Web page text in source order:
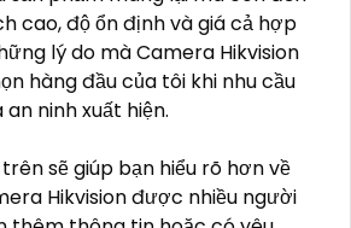
cao, độ ổn định và giá cả hợp
lý do mà Camera Hikvision
hàng đầu của tôi khi nhu cầu
ninh xuất hiện.
sẽ giúp bạn hiểu rõ hơn về
Hikvision được nhiều người